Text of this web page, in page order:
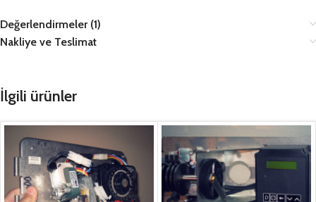
Değerlendirmeler (1)
Nakliye ve Teslimat
İlgili ürünler